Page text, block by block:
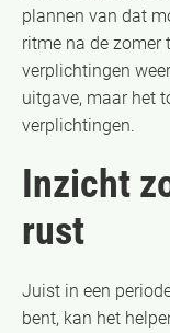
plannen van dat
ritme na de zomer
verplichtingen
uitgave, maar het
verplichtingen.
Inzicht
rust
Juist in een
bent, kan het